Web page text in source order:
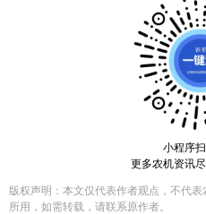
小程序
更多农机资讯
版权声明：本文仅代表作者观点，不代
所用，如需转载，请联系原作者。